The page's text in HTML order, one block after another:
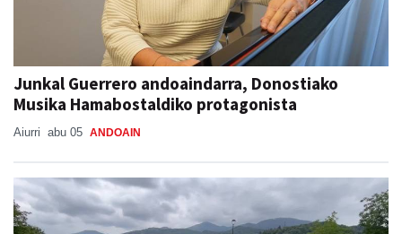
Junkal Guerrero andoaindarra, Donostiako
Musika Hamabostaldiko protagonista
Aiurri abu 05 ANDOAIN